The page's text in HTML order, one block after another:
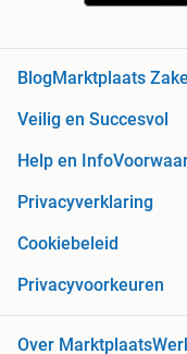
BlogMarktplaats
Veilig en Succesvol
Help en Info
Privacyverklaring
Cookiebeleid
Privacyvoorkeuren
Over Marktplaats